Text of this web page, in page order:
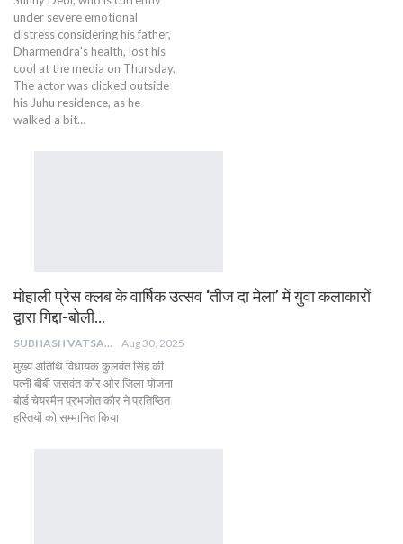
under severe emotional
distress considering his father,
Dharmendra's health, lost his
cool at the media on Thursday.
The actor was clicked outside
his Juhu residence, as he
walked a bit…
मोहाली प्रेस क्लब के वार्षिक उत्सव ‘तीज दा मेला’ में युवा कलाकारों
द्वारा गिद्दा-बोली…
SUBHASH VATSAIN Aug 30, 2025
मुख्य अतिथि विधायक कुलवंत सिंह की
पत्नी बीबी जसवंत कौर और जिला योजना
बोर्ड चेयरमैन प्रभजोत कौर ने प्रतिष्ठित
हस्तियों को सम्मानित किया